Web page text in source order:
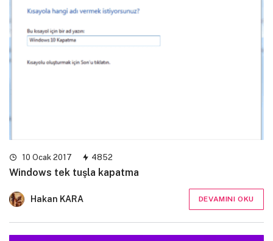
10 Ocak 2017 4852
Windows tek tuşla kapatma
Hakan KARA DEVAMINI OKU